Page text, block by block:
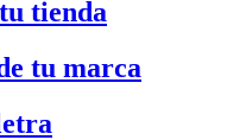
tienda
tu marca